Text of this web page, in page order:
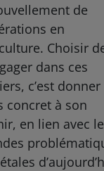
de
en
Choisir
dans ces
c’est donner
concret à son
en lien avec